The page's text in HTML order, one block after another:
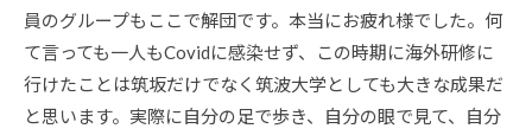
員のグループもここで解団です。本当にお疲れ様でした。何
て言っても一人もCovidに感染せず、この時期に海外研修に
行けたことは筑坂だけでなく筑波大学としても大きな成果だ
と思います。実際に自分の足で歩き、自分の眼で見て、自分